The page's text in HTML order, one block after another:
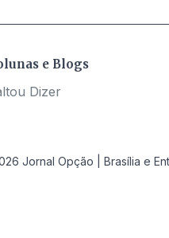
e Blogs
Dizer
Jornal Opção | Brasília e